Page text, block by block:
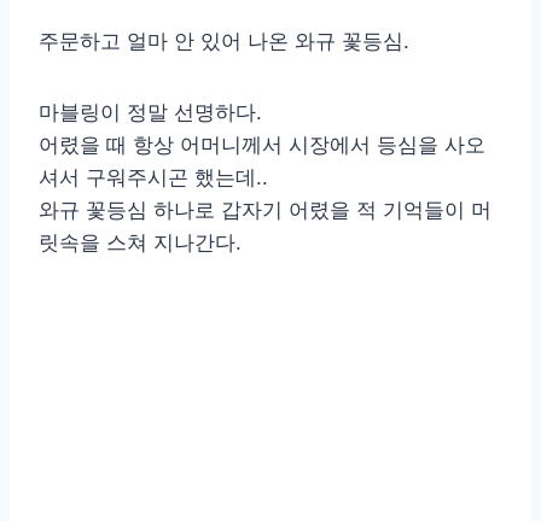
주문하고 얼마 안 있어 나온 와규 꽃등심.
마블링이 정말 선명하다.
어렸을 때 항상 어머니께서 시장에서 등심을 사오
셔서 구워주시곤 했는데..
와규 꽃등심 하나로 갑자기 어렸을 적 기억들이 머
릿속을 스쳐 지나간다.